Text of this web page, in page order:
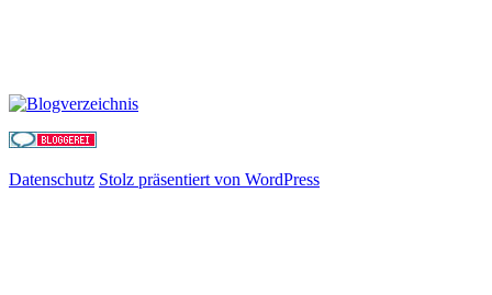
Datenschutz Stolz präsentiert von WordPress